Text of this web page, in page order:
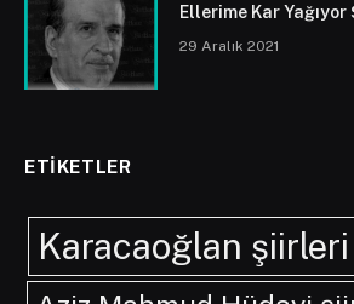
Ellerime Kar Yağıyor
29 Aralık 2021
ETIKETLER
Karacaoğlan şiirleri